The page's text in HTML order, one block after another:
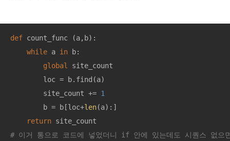
def count_func (a,b):
while a in b:
global
site_count
        loc = b.find(a)
        site_count +=
1
        b = b[loc+
len(a):]
return
# 이거 통으로 코드에 넣었더니 if 안에 있는데도 시퀀스 없으